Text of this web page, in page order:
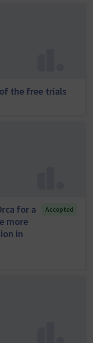
the free trials
for a
more
in
Accepted